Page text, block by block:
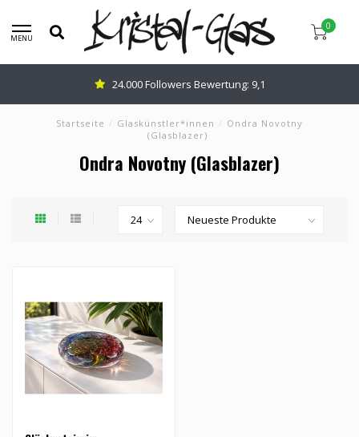
MENU
0
24.000 Followers Bewertung: 9,1
Startseite / Glaskünstler*innen / Ondra Novotny
(Glasblazer)
Ondra Novotny (Glasblazer)